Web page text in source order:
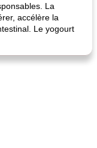
La
accélère la
Le yogourt